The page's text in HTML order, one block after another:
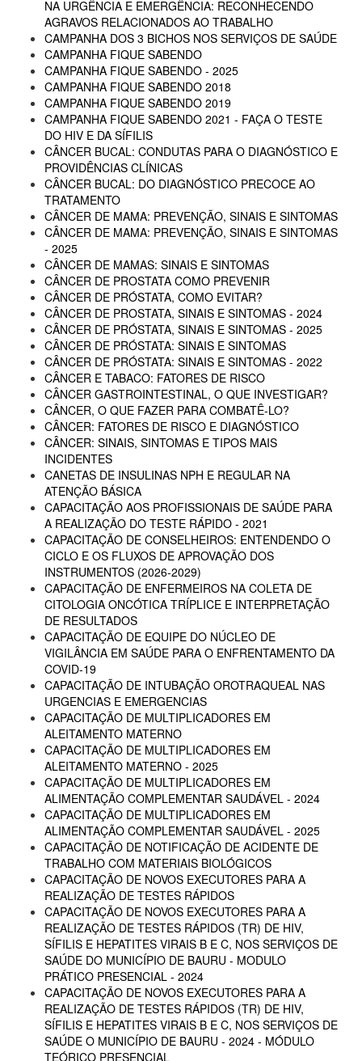
NA URGÊNCIA E EMERGÊNCIA: RECONHECENDO
AGRAVOS RELACIONADOS AO TRABALHO
CAMPANHA DOS 3 BICHOS NOS SERVIÇOS DE SAÚDE
CAMPANHA FIQUE SABENDO
CAMPANHA FIQUE SABENDO - 2025
CAMPANHA FIQUE SABENDO 2018
CAMPANHA FIQUE SABENDO 2019
CAMPANHA FIQUE SABENDO 2021 - FAÇA O TESTE
DO HIV E DA SÍFILIS
CÂNCER BUCAL: CONDUTAS PARA O DIAGNÓSTICO E
PROVIDÊNCIAS CLÍNICAS
CÂNCER BUCAL: DO DIAGNÓSTICO PRECOCE AO
TRATAMENTO
CÂNCER DE MAMA: PREVENÇÃO, SINAIS E SINTOMAS
CÂNCER DE MAMA: PREVENÇÃO, SINAIS E SINTOMAS
- 2025
CÂNCER DE MAMAS: SINAIS E SINTOMAS
CÂNCER DE PROSTATA COMO PREVENIR
CÂNCER DE PRÓSTATA, COMO EVITAR?
CÂNCER DE PROSTATA, SINAIS E SINTOMAS - 2024
CÂNCER DE PRÓSTATA, SINAIS E SINTOMAS - 2025
CÂNCER DE PRÓSTATA: SINAIS E SINTOMAS
CÂNCER DE PRÓSTATA: SINAIS E SINTOMAS - 2022
CÂNCER E TABACO: FATORES DE RISCO
CÂNCER GASTROINTESTINAL, O QUE INVESTIGAR?
CÂNCER, O QUE FAZER PARA COMBATÊ-LO?
CÂNCER: FATORES DE RISCO E DIAGNÓSTICO
CÂNCER: SINAIS, SINTOMAS E TIPOS MAIS
INCIDENTES
CANETAS DE INSULINAS NPH E REGULAR NA
ATENÇÃO BÁSICA
CAPACITAÇÃO AOS PROFISSIONAIS DE SAÚDE PARA
A REALIZAÇÃO DO TESTE RÁPIDO - 2021
CAPACITAÇÃO DE CONSELHEIROS: ENTENDENDO O
CICLO E OS FLUXOS DE APROVAÇÃO DOS
INSTRUMENTOS (2026-2029)
CAPACITAÇÃO DE ENFERMEIROS NA COLETA DE
CITOLOGIA ONCÓTICA TRÍPLICE E INTERPRETAÇÃO
DE RESULTADOS
CAPACITAÇÃO DE EQUIPE DO NÚCLEO DE
VIGILÂNCIA EM SAÚDE PARA O ENFRENTAMENTO DA
COVID-19
CAPACITAÇÃO DE INTUBAÇÃO OROTRAQUEAL NAS
URGENCIAS E EMERGENCIAS
CAPACITAÇÃO DE MULTIPLICADORES EM
ALEITAMENTO MATERNO
CAPACITAÇÃO DE MULTIPLICADORES EM
ALEITAMENTO MATERNO - 2025
CAPACITAÇÃO DE MULTIPLICADORES EM
ALIMENTAÇÃO COMPLEMENTAR SAUDÁVEL - 2024
CAPACITAÇÃO DE MULTIPLICADORES EM
ALIMENTAÇÃO COMPLEMENTAR SAUDÁVEL - 2025
CAPACITAÇÃO DE NOTIFICAÇÃO DE ACIDENTE DE
TRABALHO COM MATERIAIS BIOLÓGICOS
CAPACITAÇÃO DE NOVOS EXECUTORES PARA A
REALIZAÇÃO DE TESTES RÁPIDOS
CAPACITAÇÃO DE NOVOS EXECUTORES PARA A
REALIZAÇÃO DE TESTES RÁPIDOS (TR) DE HIV,
SÍFILIS E HEPATITES VIRAIS B E C, NOS SERVIÇOS DE
SAÚDE DO MUNICÍPIO DE BAURU - MODULO
PRÁTICO PRESENCIAL - 2024
CAPACITAÇÃO DE NOVOS EXECUTORES PARA A
REALIZAÇÃO DE TESTES RÁPIDOS (TR) DE HIV,
SÍFILIS E HEPATITES VIRAIS B E C, NOS SERVIÇOS DE
SAÚDE O MUNICÍPIO DE BAURU - 2024 - MÓDULO
TEÓRICO PRESENCIAL